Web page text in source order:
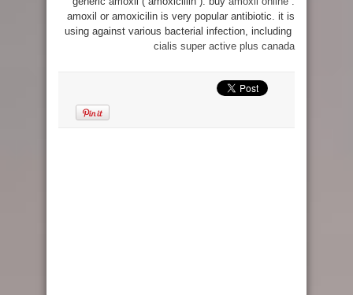
amoxil or amoxicilin is very popular antibiotic. it is
using against various bacterial infection, including
cialis super active plus canada